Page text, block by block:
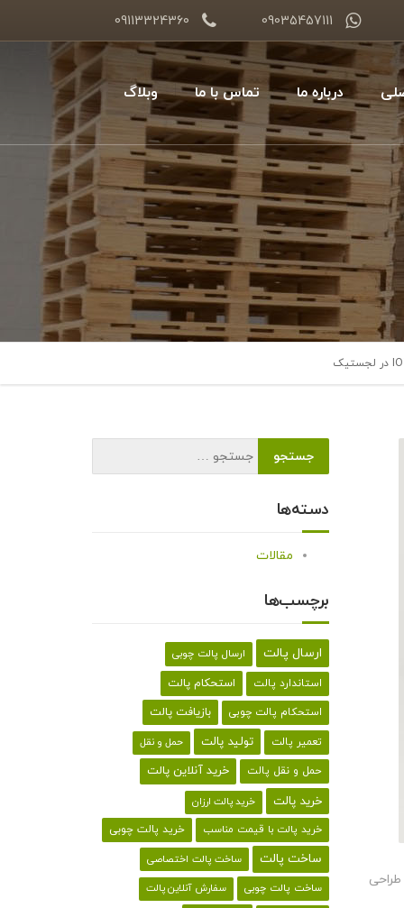
09035457111
09113324360
درباره ما تماس با ما وبلاگ
طراحی
دسته‌ها
مقالات
برچسب‌ها
ارسال پالت ارسال پالت چوبی
استاندارد پالت استحکام پالت
استحکام پالت چوبی بازیافت پالت
تعمیر پالت تولید پالت حمل و نقل
حمل و نقل پالت خرید آنلاین پالت
خرید پالت خرید پالت ارزان
خرید پالت با قیمت مناسب خرید پالت چوبی
ساخت پالت
ساخت پالت اختصاصی
ساخت پالت چوبی
سفارش آنلاین پالت